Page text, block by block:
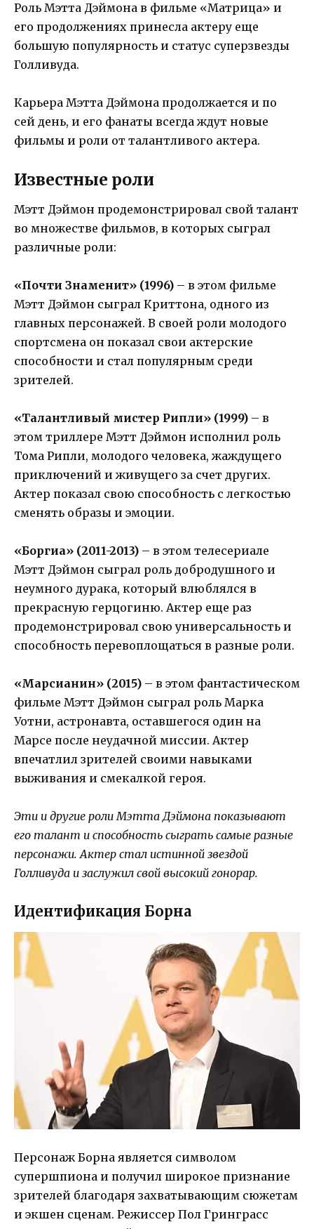
Роль Мэтта Дэймона в фильме «Матрица» и
его продолжениях принесла актеру еще
большую популярность и статус суперзвезды
Голливуда.
Карьера Мэтта Дэймона продолжается и по
сей день, и его фанаты всегда ждут новые
фильмы и роли от талантливого актера.
Известные роли
Мэтт Дэймон продемонстрировал свой талант
во множестве фильмов, в которых сыграл
различные роли:
«Почти Знаменит» (1996) – в этом фильме
Мэтт Дэймон сыграл Криттона, одного из
главных персонажей. В своей роли молодого
спортсмена он показал свои актерские
способности и стал популярным среди
зрителей.
«Талантливый мистер Рипли» (1999) – в
этом триллере Мэтт Дэймон исполнил роль
Тома Рипли, молодого человека, жаждущего
приключений и живущего за счет других.
Актер показал свою способность с легкостью
сменять образы и эмоции.
«Боргиа» (2011-2013) – в этом телесериале
Мэтт Дэймон сыграл роль добродушного и
неумного дурака, который влюблялся в
прекрасную герцогиню. Актер еще раз
продемонстрировал свою универсальность и
способность перевоплощаться в разные роли.
«Марсианин» (2015) – в этом фантастическом
фильме Мэтт Дэймон сыграл роль Марка
Уотни, астронавта, оставшегося один на
Марсе после неудачной миссии. Актер
впечатлил зрителей своими навыками
выживания и смекалкой героя.
Эти и другие роли Мэтта Дэймона показывают
его талант и способность сыграть самые разные
персонажи. Актер стал истинной звездой
Голливуда и заслужил свой высокий гонорар.
Идентификация Борна
Персонаж Борна является символом
супершпиона и получил широкое признание
зрителей благодаря захватывающим сюжетам
и экшен сценам. Режиссер Пол Гринграсс